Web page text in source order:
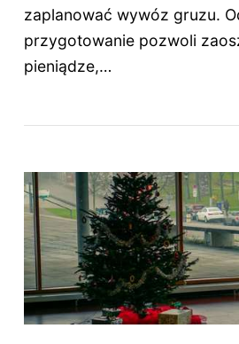
zaplanować wywóz gruzu.
przygotowanie pozwoli
pieniądze,…